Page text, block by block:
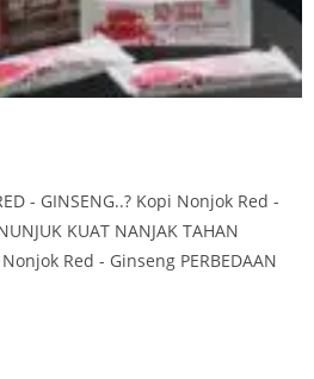
- GINSENG..? Kopi Nonjok Red -
KUAT NANJAK TAHAN
Red - Ginseng PERBEDAAN